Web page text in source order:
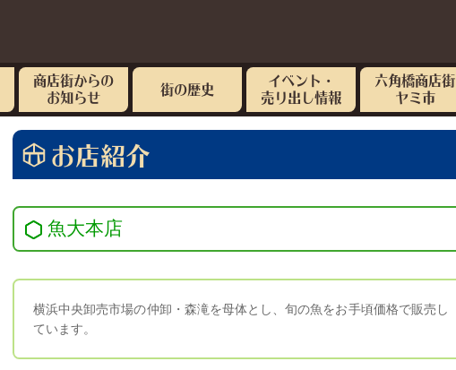
商店街からの
お知らせ 街の歴史 イベント・
売り出し情報
六角橋商店街
ヤミ市
お店紹介
魚大本店
横浜中央卸売市場の仲卸・森滝を母体とし、旬の魚をお手頃価格で販売し
ています。